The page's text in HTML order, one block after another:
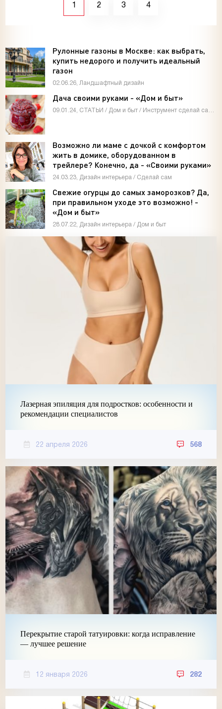
1 2 3 4
Рулонные газоны в Москве: как выбрать,
купить недорого и получить идеальный
газон
02.06.26, Ландшафтный дизайн
Дача своими руками - «Дом и быт»
Возможно ли маме с дочкой с комфортом
жить в домике, оборудованном в
трейлере? Конечно, да - «Своими руками»
24.03.23, Дизайн интерьера / Сделай сам
Свежие огурцы до самых заморозков? Да,
при правильном уходе это возможно! -
«Дом и быт»
28.07.22, Дизайн интерьера / Дом и быт
Лазерная эпиляция для подростков: особенности и
рекомендации специалистов
22 апреля 2026 568
Перекрытие старой татуировки: когда исправление
— лучшее решение
12 января 2026 282